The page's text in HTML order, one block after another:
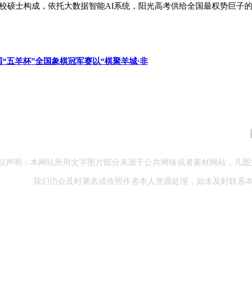
硕士构成，依托大数据智能AI系统，阳光高考供给全国最权势巨子
“五羊杯”全国象棋冠军赛以“棋聚羊城·非
声明：本网站所用文字图片部分来源于公共网络或者素材网站，凡
我们仍会及时署名或依照作者本人意愿处理，如未及时联系